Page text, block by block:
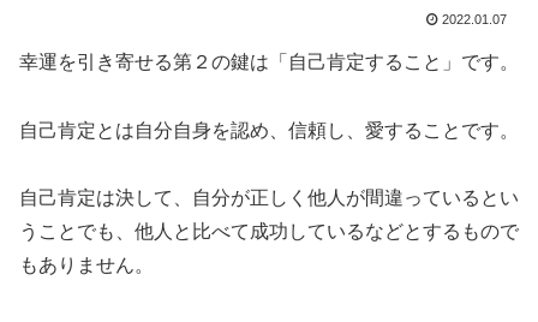
2022.01.07
幸運を引き寄せる第２の鍵は「自己肯定すること」です。
自己肯定とは自分自身を認め、信頼し、愛することです。
自己肯定は決して、自分が正しく他人が間違っているとい
うことでも、他人と比べて成功しているなどとするもので
もありません。